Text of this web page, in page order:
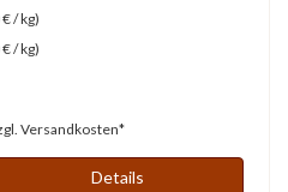
/ kg)
/ kg)
Versandkosten*
Details